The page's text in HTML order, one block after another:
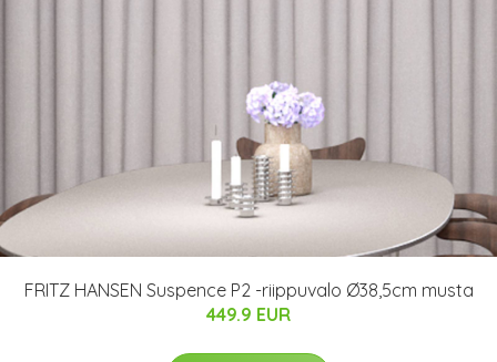
FRITZ HANSEN Suspence P2 -riippuvalo Ø38,5cm musta
449.9 EUR